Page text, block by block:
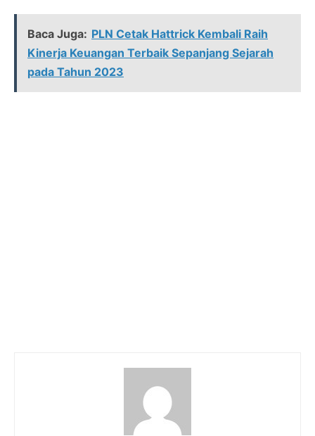
Baca Juga: PLN Cetak Hattrick Kembali Raih
Kinerja Keuangan Terbaik Sepanjang Sejarah
pada Tahun 2023